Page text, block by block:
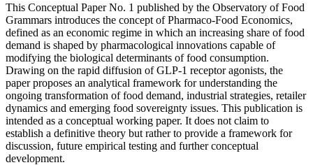
This Conceptual Paper No. 1 published by the Observatory of Food
Grammars introduces the concept of Pharmaco-Food Economics,
defined as an economic regime in which an increasing share of food
demand is shaped by pharmacological innovations capable of
modifying the biological determinants of food consumption.
Drawing on the rapid diffusion of GLP-1 receptor agonists, the
paper proposes an analytical framework for understanding the
ongoing transformation of food demand, industrial strategies, retailer
dynamics and emerging food sovereignty issues. This publication is
intended as a conceptual working paper. It does not claim to
establish a definitive theory but rather to provide a framework for
discussion, future empirical testing and further conceptual
development.